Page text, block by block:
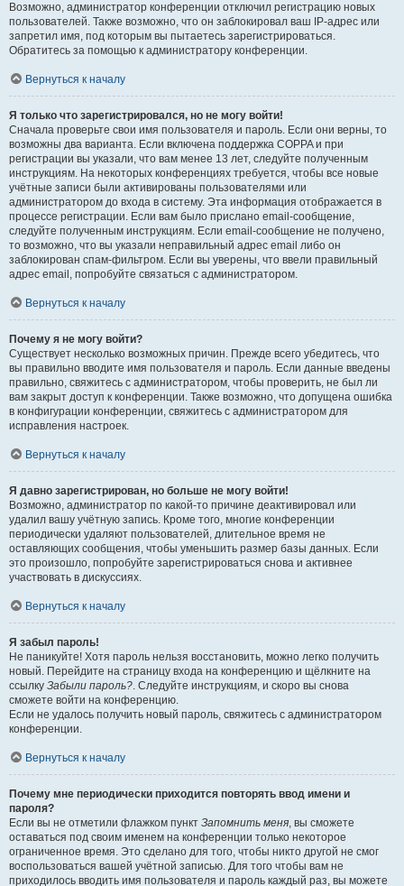
Возможно, администратор конференции отключил регистрацию новых
пользователей. Также возможно, что он заблокировал ваш IP-адрес или
запретил имя, под которым вы пытаетесь зарегистрироваться.
Обратитесь за помощью к администратору конференции.
Вернуться к началу
Я только что зарегистрировался, но не могу войти!
Сначала проверьте свои имя пользователя и пароль. Если они верны, то
возможны два варианта. Если включена поддержка COPPA и при
регистрации вы указали, что вам менее 13 лет, следуйте полученным
инструкциям. На некоторых конференциях требуется, чтобы все новые
учётные записи были активированы пользователями или
администратором до входа в систему. Эта информация отображается в
процессе регистрации. Если вам было прислано email-сообщение,
следуйте полученным инструкциям. Если email-сообщение не получено,
то возможно, что вы указали неправильный адрес email либо он
заблокирован спам-фильтром. Если вы уверены, что ввели правильный
адрес email, попробуйте связаться с администратором.
Вернуться к началу
Почему я не могу войти?
Существует несколько возможных причин. Прежде всего убедитесь, что
вы правильно вводите имя пользователя и пароль. Если данные введены
правильно, свяжитесь с администратором, чтобы проверить, не был ли
вам закрыт доступ к конференции. Также возможно, что допущена ошибка
в конфигурации конференции, свяжитесь с администратором для
исправления настроек.
Вернуться к началу
Я давно зарегистрирован, но больше не могу войти!
Возможно, администратор по какой-то причине деактивировал или
удалил вашу учётную запись. Кроме того, многие конференции
периодически удаляют пользователей, длительное время не
оставляющих сообщения, чтобы уменьшить размер базы данных. Если
это произошло, попробуйте зарегистрироваться снова и активнее
участвовать в дискуссиях.
Вернуться к началу
Я забыл пароль!
Не паникуйте! Хотя пароль нельзя восстановить, можно легко получить
новый. Перейдите на страницу входа на конференцию и щёлкните на
ссылку Забыли пароль?. Следуйте инструкциям, и скоро вы снова
сможете войти на конференцию.
Если не удалось получить новый пароль, свяжитесь с администратором
конференции.
Вернуться к началу
Почему мне периодически приходится повторять ввод имени и
пароля?
Если вы не отметили флажком пункт Запомнить меня, вы сможете
оставаться под своим именем на конференции только некоторое
ограниченное время. Это сделано для того, чтобы никто другой не смог
воспользоваться вашей учётной записью. Для того чтобы вам не
приходилось вводить имя пользователя и пароль каждый раз, вы можете